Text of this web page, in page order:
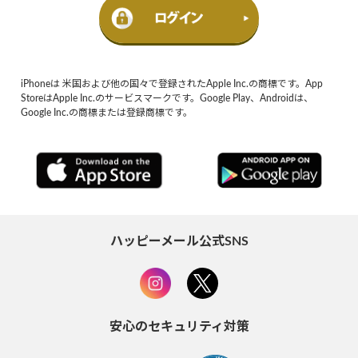
iPhoneは 米国および他の国々で登録されたApple Inc.の商標です。App
StoreはApple Inc.のサービスマークです。Google Play、Androidは、
Google Inc.の商標または登録商標です。
ハッピーメール公式SNS
安心のセキュリティ対策